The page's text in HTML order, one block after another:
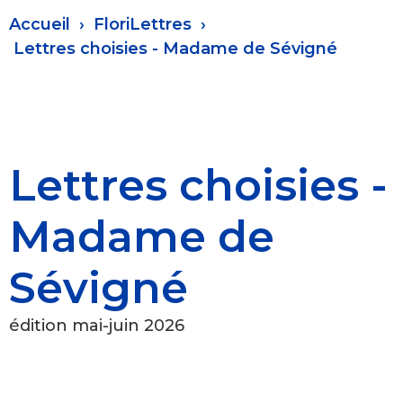
Fil
d'Ariane
Accueil
FloriLettres
Lettres choisies - Madame de Sévigné
Lettres choisies -
Madame de
Sévigné
édition mai-juin 2026